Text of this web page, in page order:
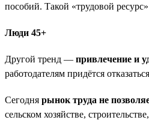
пособий. Такой «трудовой
Люди 45+
Другой тренд — привлечение и
работодателям придётся
Сегодня рынок труда не
сельском хозяйстве,